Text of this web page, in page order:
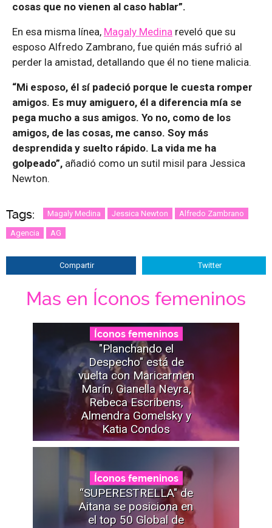
cosas que no vienen al caso hablar”.
En esa misma línea, Magaly Medina reveló que su
esposo Alfredo Zambrano, fue quién más sufrió al
perder la amistad, detallando que él no tiene malicia.
“Mi esposo, él sí padeció porque le cuesta romper
amigos. Es muy amiguero, él a diferencia mía se
pega mucho a sus amigos. Yo no, como de los
amigos, de las cosas, me canso. Soy más
desprendida y suelto rápido. La vida me ha
golpeado”, añadió como un sutil misil para Jessica
Newton.
Tags: Magaly Medina Jessica Newton Alfredo Zambrano
Agencia AG
Compartir Twitter
Mas en Íconos femeninos
Íconos femeninos
"Planchando el
Despecho" está de
vuelta con Maricarmen
Marín, Gianella Neyra,
Rebeca Escribens,
Almendra Gomelsky y
Katia Condos
Íconos femeninos
“SUPERESTRELLA" de
Aitana se posiciona en
el top 50 Global de